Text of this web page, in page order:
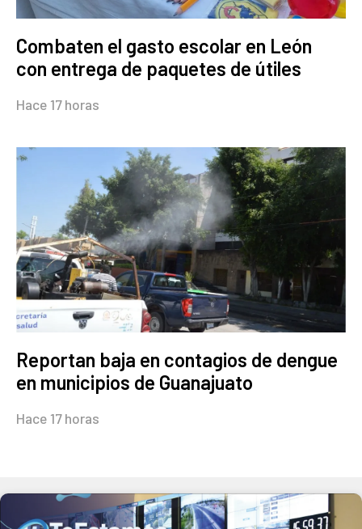
Combaten el gasto escolar en León
con entrega de paquetes de útiles
Hace 17 horas
Reportan baja en contagios de dengue
en municipios de Guanajuato
Hace 17 horas